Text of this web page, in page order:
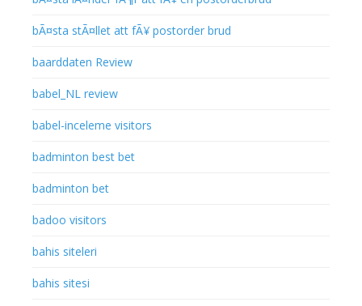
bÃ¤sta stÃ¤llet att fÃ¥ postorder brud
baarddaten Review
babel_NL review
babel-inceleme visitors
badminton best bet
badminton bet
badoo visitors
bahis siteleri
bahis sitesi